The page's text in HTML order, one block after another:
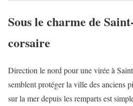
Sous le charme de
corsaire
Direction le nord pour une virée à
semblent protéger la ville des anciens
sur la mer depuis les remparts est